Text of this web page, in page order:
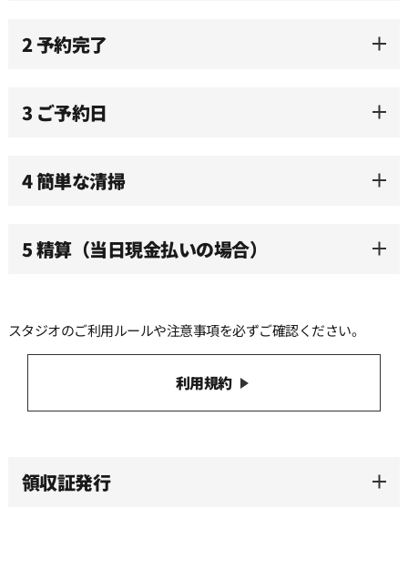
2 予約完了
3 ご予約日
4 簡単な清掃
5 精算（当日現金払いの場合）
スタジオのご利用ルールや注意事項を必ずご確認ください。
利用規約
領収証発行